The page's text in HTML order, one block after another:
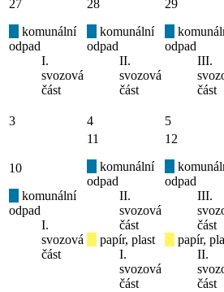
27
komunální
odpad
I.
svozová
část
28
komunální
odpad
II.
svozová
část
29
odpad
III.
část
3 4 5
10
komunální
odpad
I.
svozová
část
11
komunální
odpad
II.
svozová
část
papír, plast
I.
svozová
část
12
odpad
III.
část
papír,
II.
část